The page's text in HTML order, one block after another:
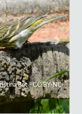
Bot - CC BY-NC-
Next